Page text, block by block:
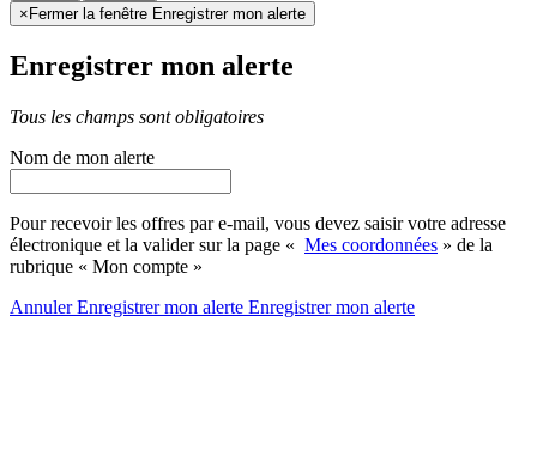
× Fermer la fenêtre Enregistrer mon alerte
Enregistrer mon alerte
Tous les champs sont obligatoires
Nom de mon alerte
Pour recevoir les offres par e-mail, vous devez saisir votre adresse
électronique et la valider sur la page « Mes coordonnées » de la
rubrique « Mon compte »
AnnulerEnregistrer mon alerte Enregistrermon alerte